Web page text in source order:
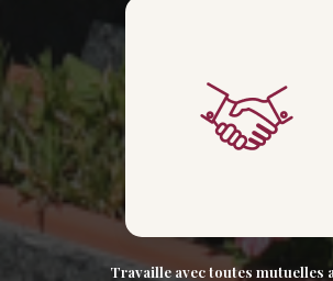
Travaille avec toutes mutuelles